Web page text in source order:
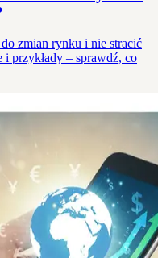
zmian rynku i nie stracić
i przykłady – sprawdź, co